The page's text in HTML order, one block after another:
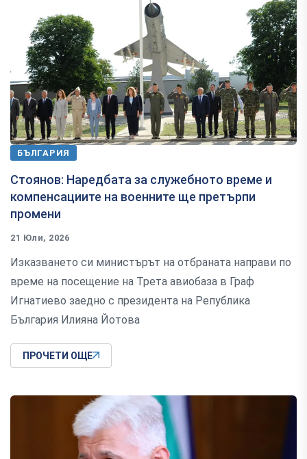
БЪЛГАРИЯ
Стоянов: Наредбата за служебното време и
компенсациите на военните ще претърпи
промени
21 Юли, 2026
Изказването си министърът на отбраната направи по
време на посещение на Трета авиобаза в Граф
Игнатиево заедно с президента на Република
България Илияна Йотова
ПРОЧЕТИ ОЩЕ